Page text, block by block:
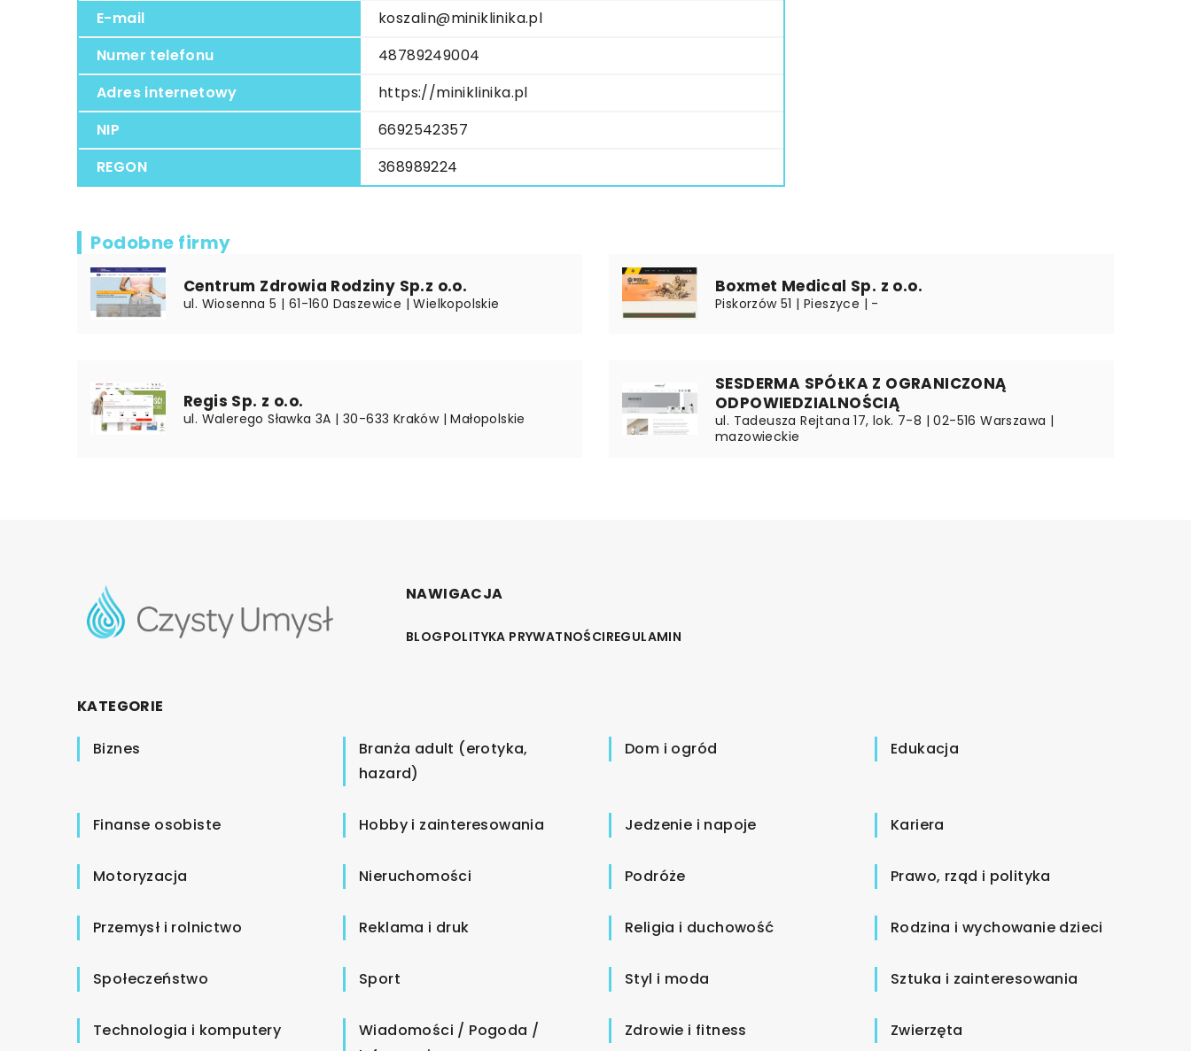
E-mail
koszalin@miniklinika.pl
Numer telefonu
48789249004
Adres internetowy
https://miniklinika.pl
NIP
6692542357
REGON
368989224
Podobne firmy
Centrum Zdrowia Rodziny Sp.z o.o.
ul. Wiosenna 5 | 61-160 Daszewice | Wielkopolskie
Boxmet Medical Sp. z o.o.
Piskorzów 51 | Pieszyce | -
Regis Sp. z o.o.
ul. Walerego Sławka 3A | 30-633 Kraków | Małopolskie
SESDERMA SPÓŁKA Z OGRANICZONĄ
ODPOWIEDZIALNOŚCIĄ
ul. Tadeusza Rejtana 17, lok. 7-8 | 02-516 Warszawa |
mazowieckie
NAWIGACJA
BLOGPOLITYKA PRYWATNOŚCIREGULAMIN
KATEGORIE
Biznes
Branża adult (erotyka,
hazard)
Dom i ogród Edukacja
Finanse osobiste Hobby i zainteresowania Jedzenie i napoje Kariera
Motoryzacja Nieruchomości Podróże Prawo, rząd i polityka
Przemysł i rolnictwo Reklama i druk Religia i duchowość Rodzina i wychowanie dzieci
Społeczeństwo Sport Styl i moda Sztuka i zainteresowania
Technologia i komputery
Wiadomości / Pogoda /
Zdrowie i fitness Zwierzęta